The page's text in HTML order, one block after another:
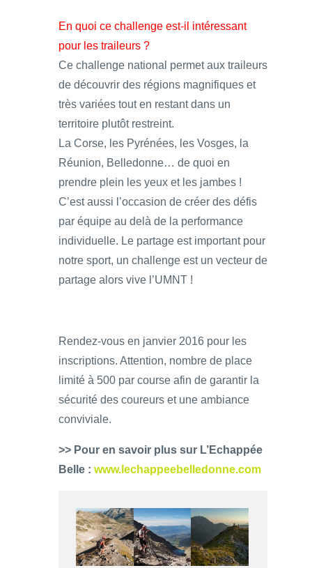
En quoi ce challenge est-il intéressant
pour les traileurs ?
Ce challenge national permet aux traileurs
de découvrir des régions magnifiques et
très variées tout en restant dans un
territoire plutôt restreint.
La Corse, les Pyrénées, les Vosges, la
Réunion, Belledonne… de quoi en
prendre plein les yeux et les jambes !
C’est aussi l’occasion de créer des défis
par équipe au delà de la performance
individuelle. Le partage est important pour
notre sport, un challenge est un vecteur de
partage alors vive l’UMNT !
Rendez-vous en janvier 2016 pour les
inscriptions. Attention, nombre de place
limité à 500 par course afin de garantir la
sécurité des coureurs et une ambiance
conviviale.
>> Pour en savoir plus sur L’Echappée
Belle : www.lechappeebelledonne.com